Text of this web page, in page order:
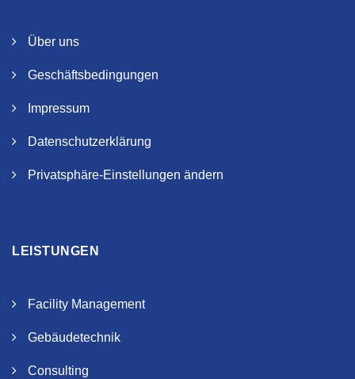
Über uns
Geschäftsbedingungen
Impressum
Datenschutzerklärung
Privatsphäre-Einstellungen ändern
LEISTUNGEN
Facility Management
Gebäudetechnik
Consulting